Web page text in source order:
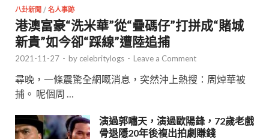
八卦新聞 / 名人事跡
港澳富豪“洗米華”從“疊碼仔”打拼成“賭城
新貴”如今卻“踩線”遭陸追捕
2021-11-27 - by celebritylogs - Leave a Comment
尋晚，一條震驚全網嘅消息，突然沖上熱搜：周焯華被
捕。 呢個周 …
演過郭嘯天，演過歐陽鋒，72歲老戲
骨退隱20年後複出拍劇賺錢